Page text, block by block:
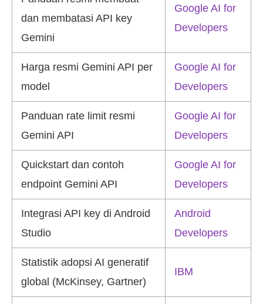
dan membatasi API key
Gemini
Google AI for
Developers
Harga resmi Gemini API per
model
Google AI for
Developers
Panduan rate limit resmi
Gemini API
Google AI for
Developers
Quickstart dan contoh
endpoint Gemini API
Google AI for
Developers
Integrasi API key di Android
Studio
Android
Developers
Statistik adopsi AI generatif
global (McKinsey, Gartner)
IBM